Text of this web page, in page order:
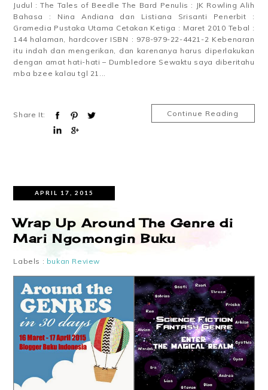
Judul : The Tales of Beedle The Bard Penulis : JK Rowling Alih
Bahasa : Nina Andiana dan Listiana Srisanti Penerbit :
Gramedia Pustaka Utama Cetakan Ketiga : Maret 2010 Tebal :
144 halaman, hardcover ISBN : 978-979-22-4421-2 Kebenaran
itu indah dan mengerikan, dan karenanya harus diperlakukan
dengan amat hati-hati – Dumbledore Sewaktu saya diberitahu
mba bzee kalau tgl 21...
Share It: Continue Reading
APRIL 17, 2015
Wrap Up Around The Genre di
Mari Ngomongin Buku
Labels : bukan Review